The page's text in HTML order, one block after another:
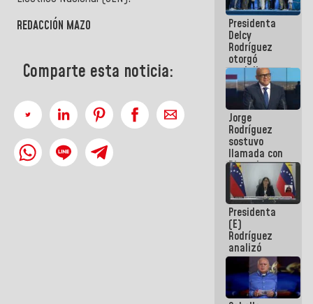
REDACCIÓN MAZO
Comparte esta noticia:
escombros
en La Guaira
Presidenta
Delcy
Rodríguez
otorgó
medalla
"Héroe de
Venezuela"
a servidores
públicos
Jorge
Rodríguez
sostuvo
llamada con
Dinorah
Figuera y
acuerdan
primer
encuentro
presencial
para el
diálogo
Presidenta
(E)
Rodríguez
analizó
junto a
gobernadores
planes de
recuperación